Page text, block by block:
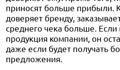
приносят больше прибыли.
доверяет бренду,
среднего чека больше. Если
продукция компании, он
даже если будет получать
предложения.